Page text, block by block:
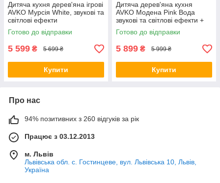
Дитяча кухня дерев'яна ігрові
AVKO Мурсія White, звукові та
світлові ефекти
Готово до відправки
5 599 ₴ 5 699 ₴
Купити
Дитяча дерев'яна кухня
AVKO Модена Pink Вода
звукові та світлові ефекти +
аксесуари
Готово до відправки
5 899 ₴ 5 999 ₴
Купити
Про нас
94% позитивних з 260 відгуків за рік
Працює з 03.12.2013
м. Львів
Львівська обл. с. Гостинцеве, вул. Львівська 10, Львів,
Україна